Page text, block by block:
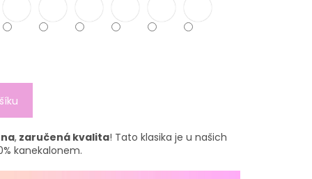
, zaručená kvalita! Tato klasika je u našich
kanekalonem.